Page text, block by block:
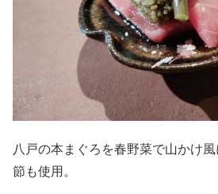
八戸の本まぐろを春野菜で山かけ
節も使用。